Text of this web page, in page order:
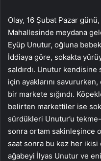
Olay, 16 Şubat Pazar
Mahallesinde meydana
Eyüp Unutur, oğluna
İddiaya göre, sokakta
saldırdı. Unutur
için ayaklarını
bir markete sığındı.
belirten markettiler ise
sürdükleri Unutur’u
sonra ortam sakinleşince
saat sonra bu kez her ikisi
ağabeyi İlyas Unutur ve